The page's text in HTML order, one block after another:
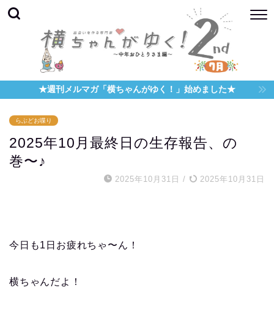
★週刊メルマガ「横ちゃんがゆく！」始めました★
らぶどお喋り
2025年10月最終日の生存報告、の
巻〜♪
2025年10月31日 / 2025年10月31日
今日も1日お疲れちゃ〜ん！
横ちゃんだよ！